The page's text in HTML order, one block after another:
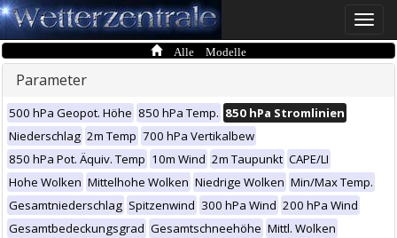
Toggle
Alle Modelle
Parameter
500 hPa Geopot. Höhe 850 hPa Temp. 850 hPa Stromlinien
Niederschlag 2m Temp 700 hPa Vertikalbew
850 hPa Pot. Äquiv. Temp 10m Wind 2m Taupunkt CAPE/LI
Hohe Wolken Mittelhohe Wolken Niedrige Wolken Min/Max Temp.
Gesamtniederschlag Spitzenwind 300 hPa Wind 200 hPa Wind
Gesamtbedeckungsgrad Gesamtschneehöhe Mittl. Wolken